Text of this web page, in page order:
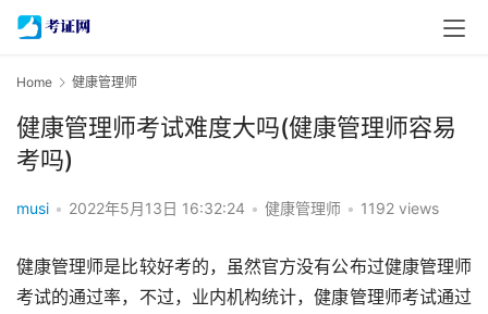
Home 健康管理师
健康管理师考试难度大吗(健康管理师容易
考吗)
musi • 2022年5月13日 16:32:24 • 健康管理师 • 1192 views
健康管理师是比较好考的，虽然官方没有公布过健康管理师
考试的通过率，不过，业内机构统计，健康管理师考试通过